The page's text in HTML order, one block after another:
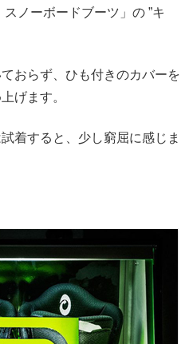
ノーボードブーツ」の ”キ
おらず、ひも付きのカバーを
げます。
着すると、少し窮屈に感じま